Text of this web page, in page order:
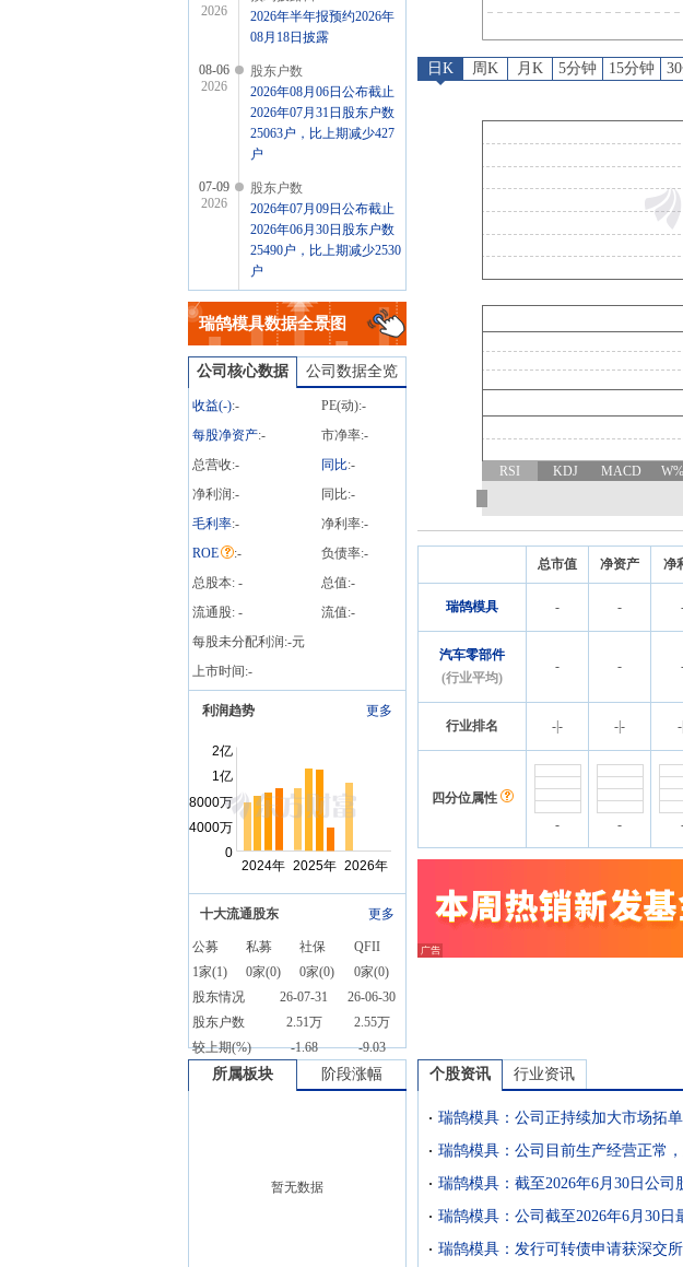
2026
2026年半年报预约2026年
08月18日披露
08-06
2026
股东户数
2026年08月06日公布截止
2026年07月31日股东户数
25063户，比上期减少427
户
07-09
2026
股东户数
2026年07月09日公布截止
2026年06月30日股东户数
25490户，比上期减少2530
户
06-25
2026
公告
2026年06月25日发布《瑞
鹄模具:关于向不特定对象
发行可转换公司债券申请
获得深圳证券交易所上市
审核委员会审核通过的公
告》
瑞鹄模具数据全景图
公司核心数据 公司数据全览
收益(-):- PE(动):-
每股净资产:- 市净率:-
总营收:- 同比:-
净利润:- 同比:-
毛利率:- 净利率:-
ROE
:- 负债率:-
总股本: - 总值:-
流通股: - 流值:-
每股未分配利润:-元
上市时间:-
利润趋势 更多
十大流通股东 更多
公募 私募 社保
QFII
1家(1) 0家(0) 0家(0) 0家(0)
股东情况
26-07-31
26-06-30
股东户数
2.51万
2.55万
较上期(%)
-1.68 -9.03
日K 周K 月K 5分钟 15分钟
RSI KDJ MACD
总市值 净资产 净
瑞鹄模具 - -
汽车零部件
(行业平均)
- -
行业排名 -- -- -|
四分位属性
-
-
所属板块 阶段涨幅
暂无数据
个股资讯 行业资讯
瑞鹄模具：发行可转债申请获深交